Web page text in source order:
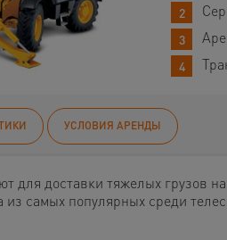
УСЛОВИЯ АРЕНДЫ
для доставки тяжелых грузов
самых популярных среди